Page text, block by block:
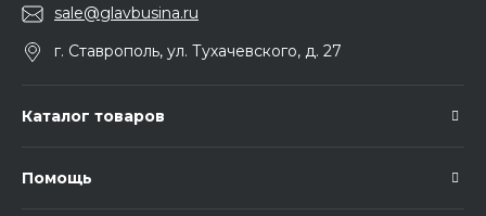
sale@glavbusina.ru
г. Ставрополь, ул. Тухачевского, д. 27
Каталог товаров
Помощь